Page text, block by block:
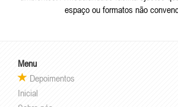
espaço ou formatos não
Menu
Depoimentos
Inicial